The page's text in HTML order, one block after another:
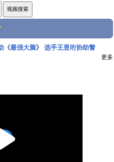
《最强大脑》 选手王昱珩协助警
更多